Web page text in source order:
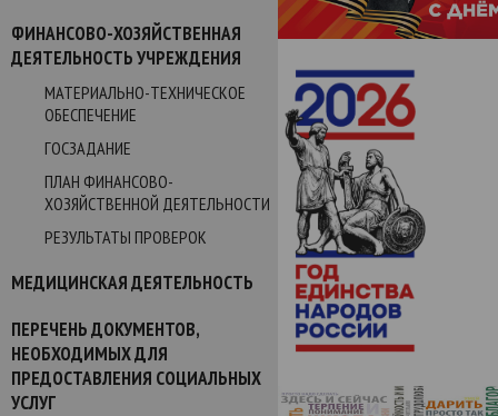
ФИНАНСОВО-ХОЗЯЙСТВЕННАЯ
ДЕЯТЕЛЬНОСТЬ УЧРЕЖДЕНИЯ
МАТЕРИАЛЬНО-ТЕХНИЧЕСКОЕ
ОБЕСПЕЧЕНИЕ
ГОСЗАДАНИЕ
ПЛАН ФИНАНСОВО-
ХОЗЯЙСТВЕННОЙ ДЕЯТЕЛЬНОСТИ
РЕЗУЛЬТАТЫ ПРОВЕРОК
МЕДИЦИНСКАЯ ДЕЯТЕЛЬНОСТЬ
ПЕРЕЧЕНЬ ДОКУМЕНТОВ,
НЕОБХОДИМЫХ ДЛЯ
ПРЕДОСТАВЛЕНИЯ СОЦИАЛЬНЫХ
УСЛУГ